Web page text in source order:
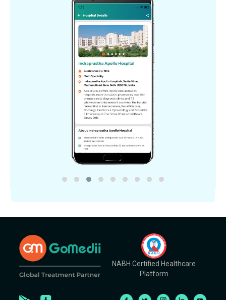
NABH Certified Healthcare
Platform